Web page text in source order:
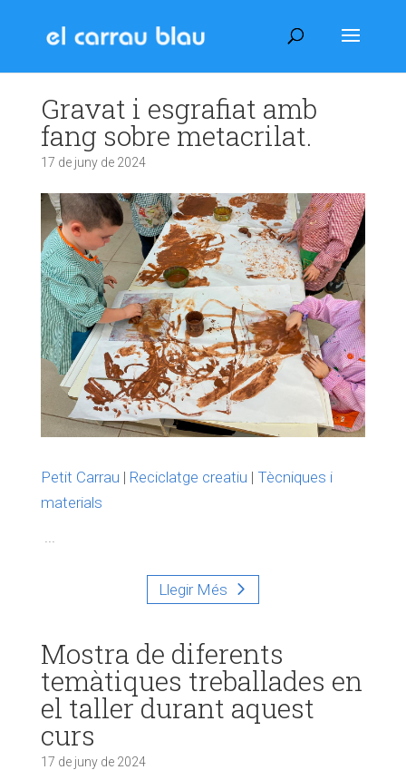
Gravat i esgrafiat amb
fang sobre metacrilat.
17 de juny de 2024
Petit Carrau | Reciclatge creatiu | Tècniques i
materials
Llegir Més
Mostra de diferents
temàtiques treballades en
el taller durant aquest
curs
17 de juny de 2024